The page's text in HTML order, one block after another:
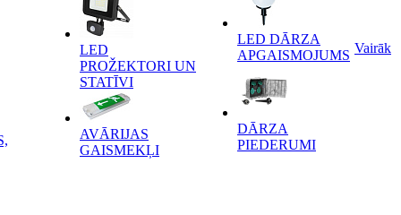
LED
PROŽEKTORI UN
STATĪVI
AVĀRIJAS
GAISMEKĻI
LED DĀRZA
APGAISMOJUMS
DĀRZA
PIEDERUMI
Vairāk